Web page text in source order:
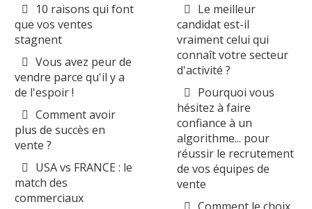
10 raisons qui font
que vos ventes
stagnent
Vous avez peur de
vendre parce qu'il y a
de l'espoir !
Comment avoir
plus de succès en
vente ?
USA vs FRANCE : le
match des
commerciaux
Le meilleur
candidat est-il
vraiment celui qui
connaît votre secteur
d'activité ?
Pourquoi vous
hésitez à faire
confiance à un
algorithme... pour
réussir le recrutement
de vos équipes de
vente
Comment le choix